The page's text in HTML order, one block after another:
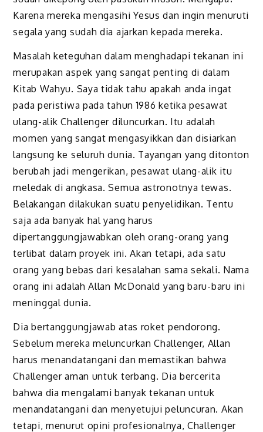
Karena mereka mengasihi Yesus dan ingin menuruti
segala yang sudah dia ajarkan kepada mereka.
Masalah keteguhan dalam menghadapi tekanan ini
merupakan aspek yang sangat penting di dalam
Kitab Wahyu. Saya tidak tahu apakah anda ingat
pada peristiwa pada tahun 1986 ketika pesawat
ulang-alik Challenger diluncurkan. Itu adalah
momen yang sangat mengasyikkan dan disiarkan
langsung ke seluruh dunia. Tayangan yang ditonton
berubah jadi mengerikan, pesawat ulang-alik itu
meledak di angkasa. Semua astronotnya tewas.
Belakangan dilakukan suatu penyelidikan. Tentu
saja ada banyak hal yang harus
dipertanggungjawabkan oleh orang-orang yang
terlibat dalam proyek ini. Akan tetapi, ada satu
orang yang bebas dari kesalahan sama sekali. Nama
orang ini adalah Allan McDonald yang baru-baru ini
meninggal dunia.
Dia bertanggungjawab atas roket pendorong.
Sebelum mereka meluncurkan Challenger, Allan
harus menandatangani dan memastikan bahwa
Challenger aman untuk terbang. Dia bercerita
bahwa dia mengalami banyak tekanan untuk
menandatangani dan menyetujui peluncuran. Akan
tetapi, menurut opini profesionalnya, Challenger